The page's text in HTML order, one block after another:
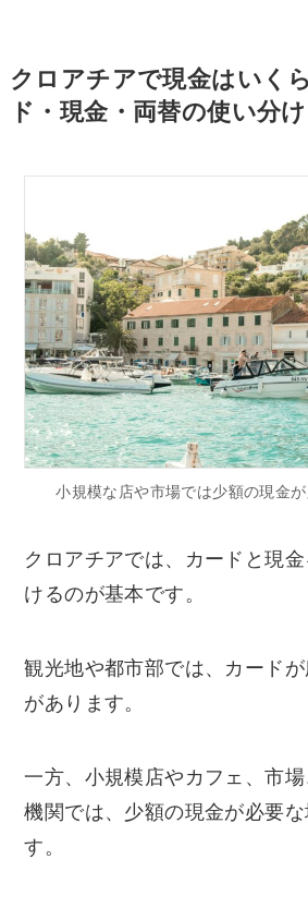
クロアチアで現金はいく
ド・現金・両替の使い分け
小規模な店や市場では少額の現金
クロアチアでは、カードと現
けるのが基本です。
観光地や都市部では、カード
があります。
一方、小規模店やカフェ、市
機関では、少額の現金が必要な
す。